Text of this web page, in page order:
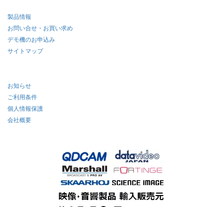
製品情報
お問い合せ・お買い求め
デモ機のお申込み
サイトマップ
お知らせ
ご利用条件
個人情報保護
会社概要